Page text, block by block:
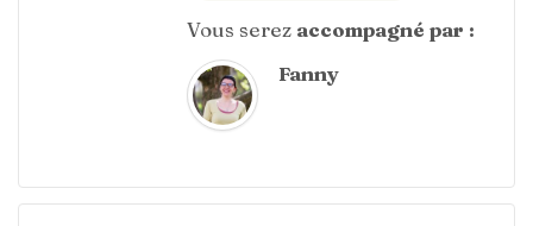
Vous serez accompagné par :
Fanny